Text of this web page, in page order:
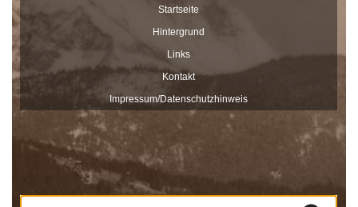
Seit 2017 sucht der Filmemacher Thomas Junker gemeinsam mit
Stadtgemeinde Saalfelden Zeitzeugen auf hält ihre Geschichten
und Erinnerungen mit der Videokamera fest.
Diese Interviews werden Stück für Stück auf dieser Seite
Zeitzeugen durchsuchbar.
Unterstützt werden die Dreharbeiten und das Onlineportale vom
Museum Schloss Ritzen und der
LEADER
-Förderung der
Europäischen Union. Mit dieser Sammlung von
Zeitzeugeninterviews wird das kulturelle und gesellschaftliche Erbe
Saalfeldens lebendig gehalten, sprich die Geschichte Saalfeldens.
Wir bedanken uns bei allen Beteiligten, die zur Umsetzung dieses
Startseite
Hintergrund
Links
Kontakt
Impressum/Datenschutzhinweis